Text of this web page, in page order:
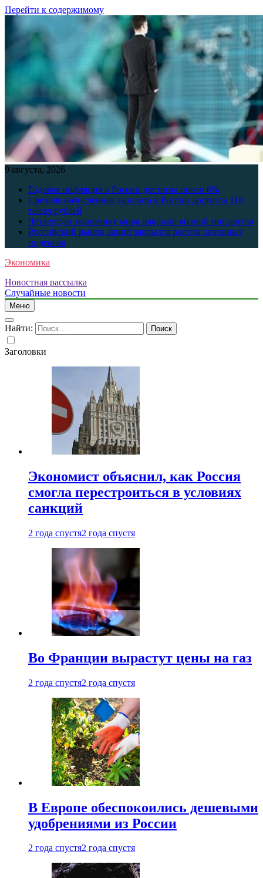
Перейти к содержимому
9 августа, 2026
Годовая инфляция в России достигла почти 6%
Средняя начисленная зарплата в России достигла 110
тысяч рублей
Четвертую экономику мира накрыло волной мигрантов
Российский рынок акций закрылся ростом основных
индексов
Экономика
Новостная рассылка
Случайные новости
Меню
Найти:
Заголовки
Экономист объяснил, как Россия
смогла перестроиться в условиях
санкций
2 года спустя2 года спустя
Во Франции вырастут цены на газ
2 года спустя2 года спустя
В Европе обеспокоились дешевыми
удобрениями из России
2 года спустя2 года спустя